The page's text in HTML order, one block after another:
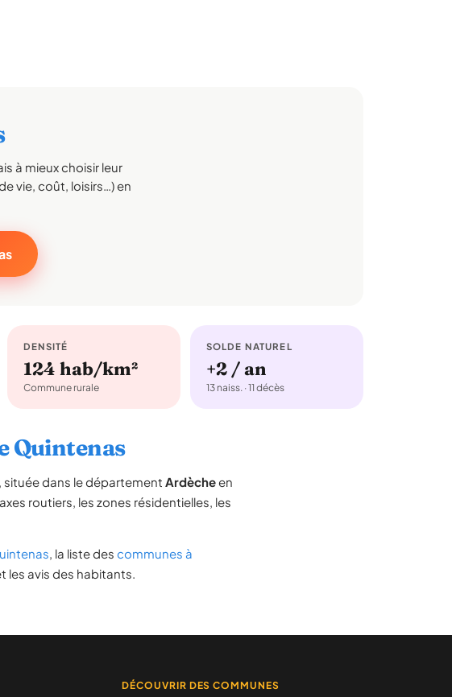
à mieux choisir leur
vie, coût, loisirs…) en
DENSITÉ
124 hab/km²
Commune rurale
SOLDE NATUREL
+2 / an
13 naiss. · 11 décès
Quintenas
, située dans le département Ardècheen
routiers, les zones résidentielles, les
, la liste des communes à
les avis des habitants.
DÉCOUVRIR DES COMMUNES